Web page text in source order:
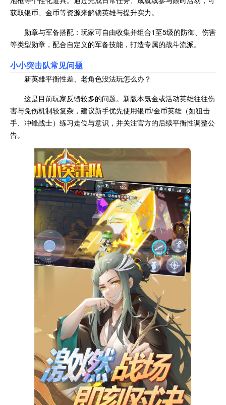
获取银币、金币等资源来解锁英雄与提升实力。
勋章与军备搭配：玩家可自由收集并组合1至5级的防御、伤害
等类型勋章，配合自定义的军备技能，打造专属的战斗流派。
小小突击队常见问题
新英雄平衡性差、老角色没法玩怎么办？
这是目前玩家反馈较多的问题。新版本氪金或活动英雄往往伤
害与免伤机制较复杂，建议新手优先使用银币/金币英雄（如狙击
手、冲锋战士）练习走位与意识，并关注官方的后续平衡性调整公
告。